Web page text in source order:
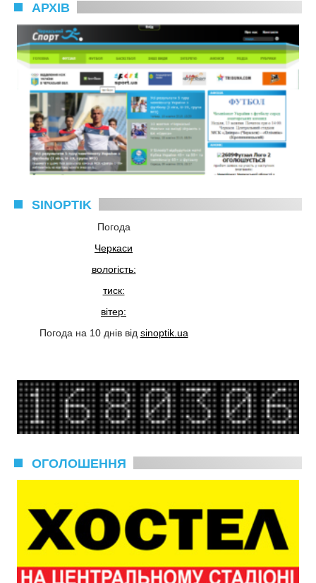
АРХІВ
SINOPTIK
Погода
Черкаси
вологість:
тиск:
вітер:
Погода на 10 днів від sinoptik.ua
ОГОЛОШЕННЯ